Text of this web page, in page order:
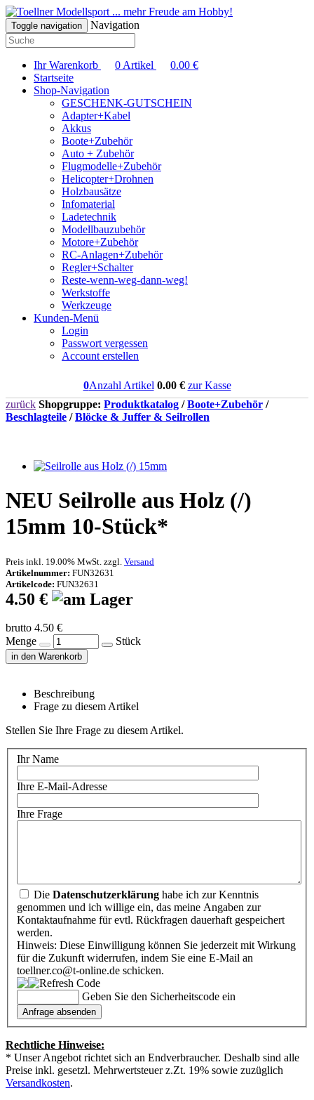
... mehr Freude am Hobby!
Toggle navigation Navigation
Ihr Warenkorb 0 Artikel 0.00 €
Startseite
Shop-Navigation
GESCHENK-GUTSCHEIN
Adapter+Kabel
Akkus
Boote+Zubehör
Auto + Zubehör
Flugmodelle+Zubehör
Helicopter+Drohnen
Holzbausätze
Infomaterial
Ladetechnik
Modellbauzubehör
Motore+Zubehör
RC-Anlagen+Zubehör
Regler+Schalter
Reste-wenn-weg-dann-weg!
Werkstoffe
Werkzeuge
Kunden-Menü
Login
Passwort vergessen
Account erstellen
0Anzahl Artikel 0.00€ zur Kasse
zurück Shopgruppe: Produktkatalog /Boote+Zubehör /
Beschlagteile /Blöcke & Juffer & Seilrollen
NEU Seilrolle aus Holz (/)
15mm 10-Stück*
Preis inkl. 19.00% MwSt. zzgl. Versand
Artikelnummer: FUN32631
Artikelcode: FUN32631
4.50 €
brutto 4.50 €
Menge
Stück
in den Warenkorb
Beschreibung
Frage zu diesem Artikel
Stellen Sie Ihre Frage zu diesem Artikel.
Ihr Name
Ihre E-Mail-Adresse
Ihre Frage
Die Datenschutzerklärung habe ich zur Kenntnis
genommen und ich willige ein, das meine Angaben zur
Kontaktaufnahme für evtl. Rückfragen dauerhaft gespeichert
werden.
Hinweis: Diese Einwilligung können Sie jederzeit mit Wirkung
für die Zukunft widerrufen, indem Sie eine E-Mail an
toellner.co@t-online.de schicken.
Geben Sie den Sicherheitscode ein
Rechtliche Hinweise:
* Unser Angebot richtet sich an Endverbraucher. Deshalb sind alle
Preise inkl. gesetzl. Mehrwertsteuer z.Zt. 19% sowie zuzüglich
Versandkosten.